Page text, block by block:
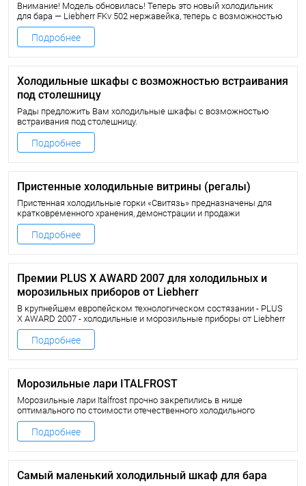
Внимание! Модель обновилась! Теперь это новый холодильник
для бара — Liebherr FKv 502 нержавейка, теперь с возможностью
навески на стену!
Подробнее
Холодильные шкафы с возможностью встраивания
под столешницу
Рады предложить Вам холодильные шкафы с возможностью
встраивания под столешницу.
Благодаря съёмной верхней крышке, холодильный шкаф можно
интегрировать под столешницу или прилавок.
Подробнее
Пристенные холодильные витрины (регалы)
Пристенная холодильные горки «Свитязь» предназначены для
кратковременного хранения, демонстрации и продажи
предварительно охлажденных пищевых продуктов.
Пристенные витрины «Свитязь» от Гольфстрим имеют
принудительную систему охлаждения.
Подробнее
Премии PLUS X AWARD 2007 для холодильных и
морозильных приборов от Liebherr
В крупнейшем европейском технологическом состязании - PLUS
X AWARD 2007 - холодильные и морозильные приборы от Liebherr
завоевали множество наград.
Подробнее
Морозильные лари ITALFROST
Морозильные лари Italfrost прочно закрепились в нише
оптимального по стоимости отечественного холодильного
оборудования.
В линейке морозильных ларей есть морозильные лари для
мороженного и других замороженных продуктов со стеклянными
прямыми или гнутыми раздвижными крышками, а также
холодильные (среднетемпературные) лари.
Подробнее
Самый маленький холодильный шкаф для бара